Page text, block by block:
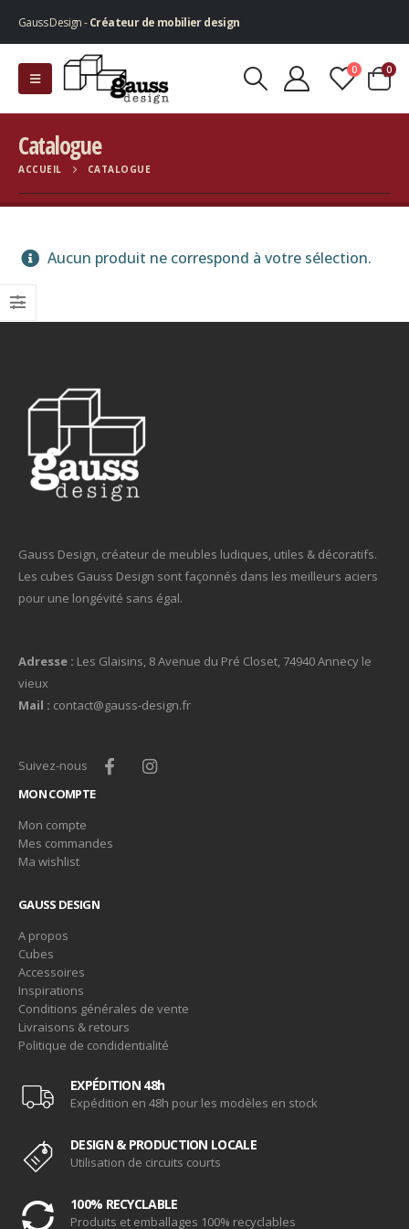
Gauss Design -Créateur de mobilier design
0 0
Catalogue
ACCUEIL CATALOGUE
Aucun produit ne correspond à votre sélection.
Gauss Design, créateur de meubles ludiques, utiles & décoratifs.
Les cubes Gauss Design sont façonnés dans les meilleurs aciers
pour une longévité sans égal.
Adresse : Les Glaisins, 8 Avenue du Pré Closet, 74940 Annecy le
vieux
Mail : contact@gauss-design.fr
Suivez-nous
MON COMPTE
Mon compte
Mes commandes
Ma wishlist
GAUSS DESIGN
A propos
Cubes
Accessoires
Inspirations
Conditions générales de vente
Livraisons & retours
Politique de condidentialité
EXPÉDITION 48h
Expédition en 48h pour les modèles en stock
DESIGN & PRODUCTION LOCALE
Utilisation de circuits courts
100% RECYCLABLE
Produits et emballages 100% recyclables